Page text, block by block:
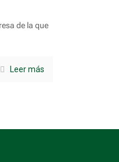
de la que
Leer más